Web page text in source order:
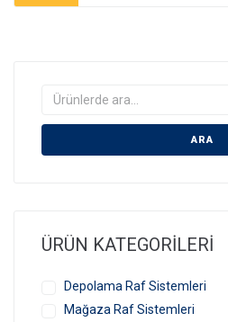
ARA
ÜRÜN KATEGORILERI
Depolama Raf Sistemleri
Mağaza Raf Sistemleri